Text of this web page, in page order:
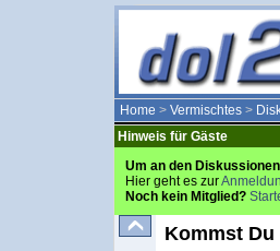
Home > Vermischtes >
Hinweis für Gäste
Um an den
Hier geht es zur
Noch kein Mitglied?
Kommst